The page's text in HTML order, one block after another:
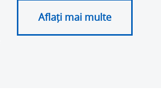
Aflați mai multe